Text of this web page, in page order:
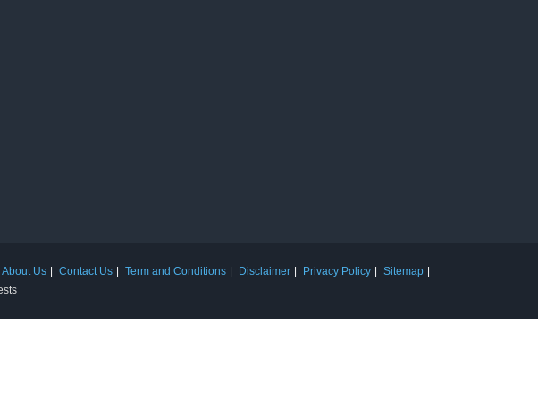
About Us Contact Us Term and Conditions Disclaimer Privacy Policy
Sitemap